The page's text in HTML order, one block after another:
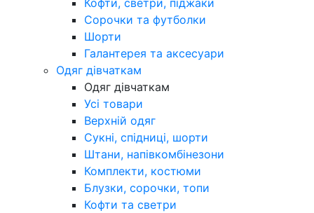
Сорочки та футболки
Шорти
Галантерея та аксесуари
Одяг дівчаткам
Одяг дівчаткам
Усі товари
Верхній одяг
Сукні, спідниці, шорти
Штани, напівкомбінезони
Комплекти, костюми
Блузки, сорочки, топи
Кофти та светри